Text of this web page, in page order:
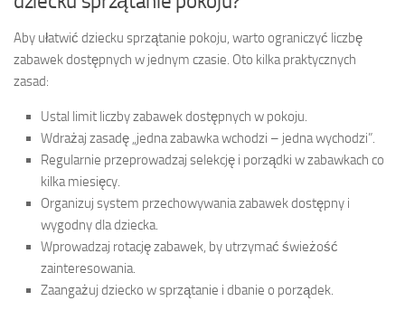
Aby ułatwić dziecku sprzątanie pokoju, warto ograniczyć liczbę
zabawek dostępnych w jednym czasie. Oto kilka praktycznych
zasad:
Ustal limit liczby zabawek dostępnych w pokoju.
Wdrażaj zasadę „jedna zabawka wchodzi – jedna wychodzi”.
Regularnie przeprowadzaj selekcję i porządki w zabawkach co
kilka miesięcy.
Organizuj system przechowywania zabawek dostępny i
wygodny dla dziecka.
Wprowadzaj rotację zabawek, by utrzymać świeżość
zainteresowania.
Zaangażuj dziecko w sprzątanie i dbanie o porządek.